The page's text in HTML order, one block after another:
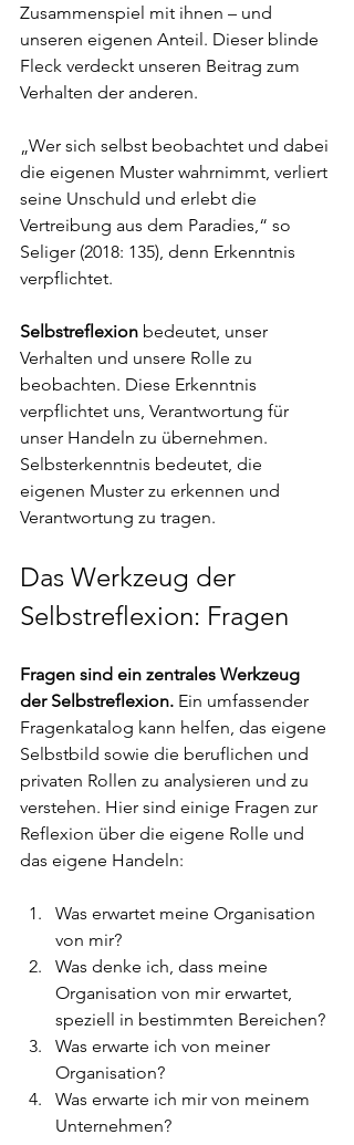
Zusammenspiel mit ihnen – und
unseren eigenen Anteil. Dieser blinde
Fleck verdeckt unseren Beitrag zum
Verhalten der anderen.
„Wer sich selbst beobachtet und dabei
die eigenen Muster wahrnimmt, verliert
seine Unschuld und erlebt die
Vertreibung aus dem Paradies,“ so
Seliger (2018: 135), denn Erkenntnis
verpflichtet.
Selbstreflexion bedeutet, unser
Verhalten und unsere Rolle zu
beobachten. Diese Erkenntnis
verpflichtet uns, Verantwortung für
unser Handeln zu übernehmen.
Selbsterkenntnis bedeutet, die
eigenen Muster zu erkennen und
Verantwortung zu tragen.
Das Werkzeug der
Selbstreflexion: Fragen
Fragen sind ein zentrales Werkzeug
der Selbstreflexion. Ein umfassender
Fragenkatalog kann helfen, das eigene
Selbstbild sowie die beruflichen und
privaten Rollen zu analysieren und zu
verstehen. Hier sind einige Fragen zur
Reflexion über die eigene Rolle und
das eigene Handeln:
Was erwartet meine Organisation
von mir?
Was denke ich, dass meine
Organisation von mir erwartet,
speziell in bestimmten Bereichen?
Was erwarte ich von meiner
Organisation?
Was erwarte ich mir von meinem
Unternehmen?